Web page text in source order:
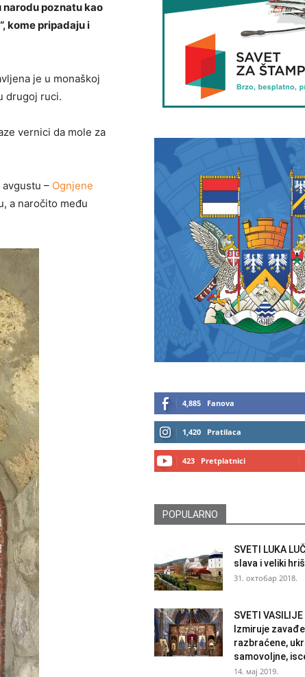
narodu poznatu kao
kome pripadaju i
je u monaškoj
drugoj ruci.
vernici da mole za
– Ognjene
a naročito među
4,885 Fanova
1,420 Pratilaca
423 Pretplatnici
POPULARNO
SVETI LUKA
slava i veliki
31. октобар 2018.
SVETI
Izmiruje
razbraćene,
samovoljne,
14. мај 2019.